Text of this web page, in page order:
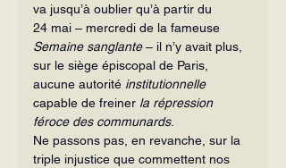
va jusqu’à oublier qu’à partir du
24 mai – mercredi de la fameuse
Semaine sanglante – il n’y avait plus,
sur le siège épiscopal de Paris,
aucune autorité institutionnelle
capable de freiner la répression
féroce des communards.
Ne passons pas, en revanche, sur la
triple injustice que commettent nos